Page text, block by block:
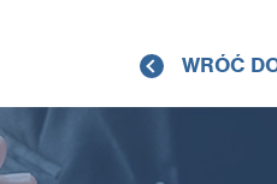
WRÓĆ